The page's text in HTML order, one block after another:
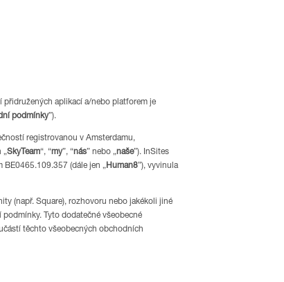
přidružených aplikací a/nebo platforem je
podmínky”).
registrovanou v Amsterdamu,
„SkyTeam“, “my”, “nás” nebo „naše”). InSites
BE0465.109.357 (dále jen „Human8”), vyvinula
(např. Square), rozhovoru nebo jakékoli jiné
Tyto dodatečné všeobecné
těchto všeobecných obchodních